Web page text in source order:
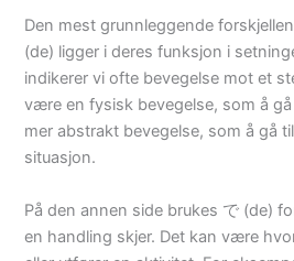
Den mest grunnleggende
(de) ligger i deres funksjon i
indikerer vi ofte bevegelse mot et
være en fysisk bevegelse, som å
mer abstrakt bevegelse, som å gå
situasjon.
På den annen side brukes で (de)
en handling skjer. Det kan være